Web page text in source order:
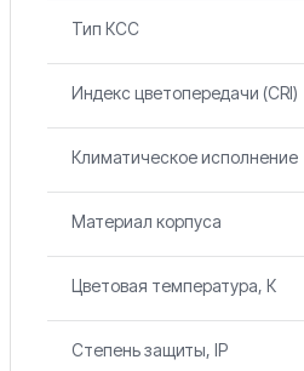
Тип КСС
Индекс цветопередачи (CRI)
Климатическое исполнение
Материал корпуса
Цветовая температура, К
Степень защиты, IP